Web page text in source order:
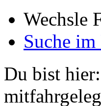
Wechsle
Suche
Du bist hier: